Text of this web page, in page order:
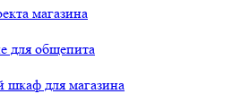
магазина
для общепита
для магазина